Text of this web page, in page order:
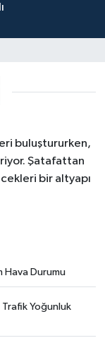
buluştururken,
Şatafattan
bir altyapı
Hava Durumu
Trafik Yoğunluk